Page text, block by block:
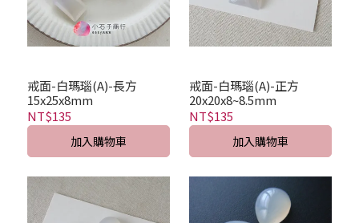
戒面-白瑪瑙(A)-長方
15x25x8mm
NT$135
加入購物車
戒面-白瑪瑙(A)-正方
20x20x8~8.5mm
NT$135
加入購物車